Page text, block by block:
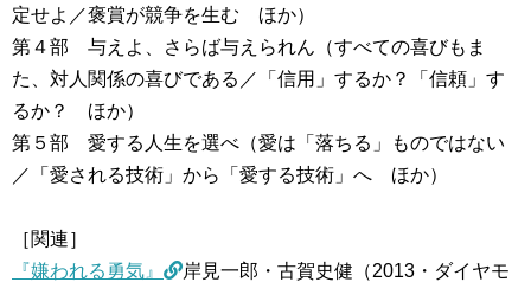
定せよ／褒賞が競争を生む ほか）
第４部 与えよ、さらば与えられん（すべての喜びもま
た、対人関係の喜びである／「信用」するか？「信頼」す
るか？ ほか）
第５部 愛する人生を選べ（愛は「落ちる」ものではない
／「愛される技術」から「愛する技術」へ ほか）
［関連］
『嫌われる勇気』
岸見一郎・古賀史健（2013・ダイヤモ